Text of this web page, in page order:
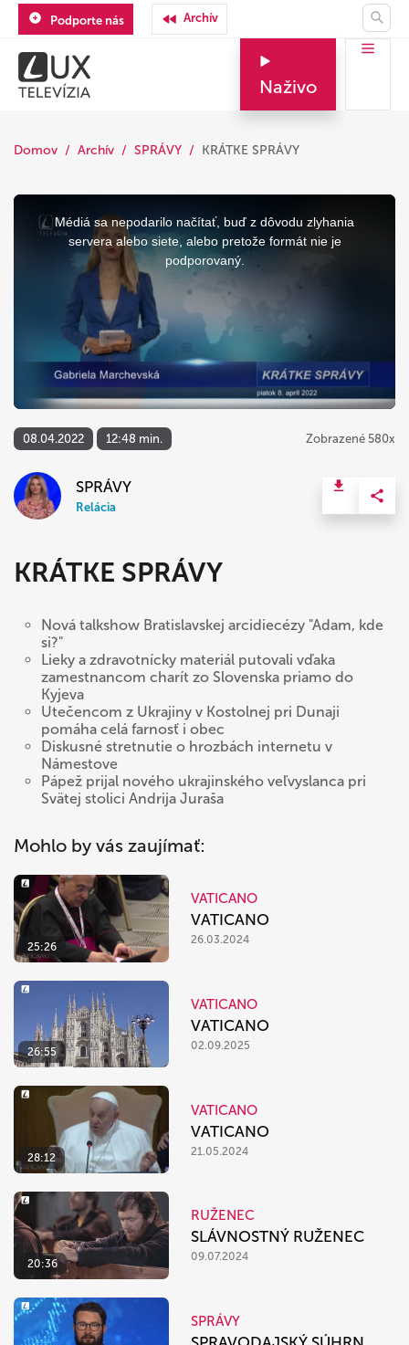
Podporte nás Archív
Naživo
Domov Archív SPRÁVY KRÁTKE SPRÁVY
This
window.
Médiá sa nepodarilo načítať, buď z dôvodu zlyhania
servera alebo siete, alebo pretože formát nie je
podporovaný.
08.04.2022 12:48 min. Zobrazené 580x
SPRÁVY
Relácia
KRÁTKE SPRÁVY
Nová talkshow Bratislavskej arcidiecézy "Adam, kde
si?"
Lieky a zdravotnícky materiál putovali vďaka
zamestnancom charít zo Slovenska priamo do
Kyjeva
Utečencom z Ukrajiny v Kostolnej pri Dunaji
pomáha celá farnosť i obec
Diskusné stretnutie o hrozbách internetu v
Námestove
Pápež prijal nového ukrajinského veľvyslanca pri
Svätej stolici Andrija Juraša
Mohlo by vás zaujímať:
25:26
VATICANO
VATICANO
26.03.2024
26:55
VATICANO
VATICANO
02.09.2025
28:12
VATICANO
VATICANO
21.05.2024
20:36
RUŽENEC
SLÁVNOSTNÝ RUŽENEC
09.07.2024
SPRÁVY